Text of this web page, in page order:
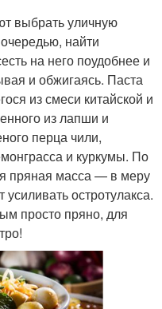
выбрать уличную
найти
на него поудобнее и
и обжигаясь. Паста
из смеси китайской и
из лапши и
перца чили,
и куркумы. По
пряная масса — в меру
остротулакса.
просто пряно, для